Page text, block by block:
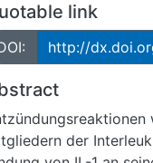
link
http://
der